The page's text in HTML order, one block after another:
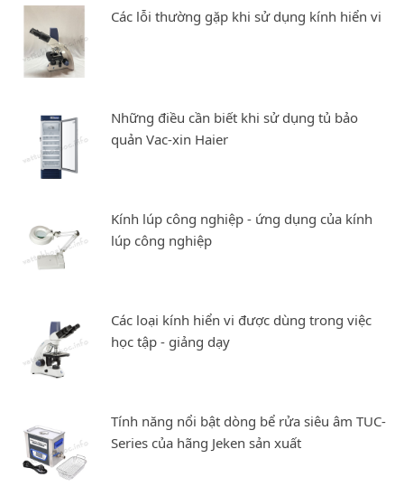
Các lỗi thường gặp khi sử dụng kính hiển vi
Những điều cần biết khi sử dụng tủ bảo
quản Vac-xin Haier
Kính lúp công nghiệp - ứng dụng của kính
lúp công nghiệp
Các loại kính hiển vi được dùng trong việc
học tập - giảng dạy
Tính năng nổi bật dòng bể rửa siêu âm TUC-
Series của hãng Jeken sản xuất